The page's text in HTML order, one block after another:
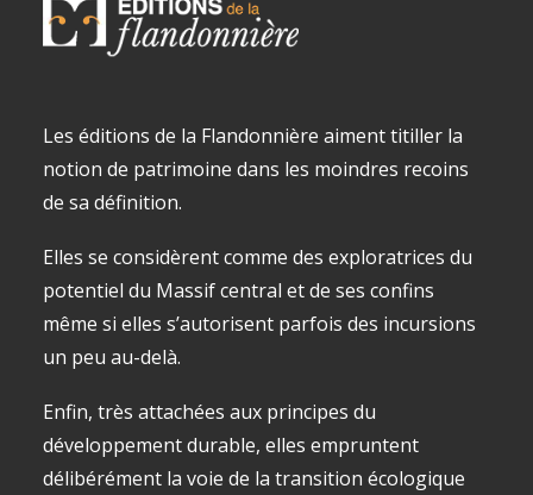
Les éditions de la Flandonnière aiment titiller la
notion de patrimoine dans les moindres recoins
de sa définition.
Elles se considèrent comme des exploratrices du
potentiel du Massif central et de ses confins
même si elles s’autorisent parfois des incursions
un peu au-delà.
Enfin, très attachées aux principes du
développement durable, elles empruntent
délibérément la voie de la transition écologique